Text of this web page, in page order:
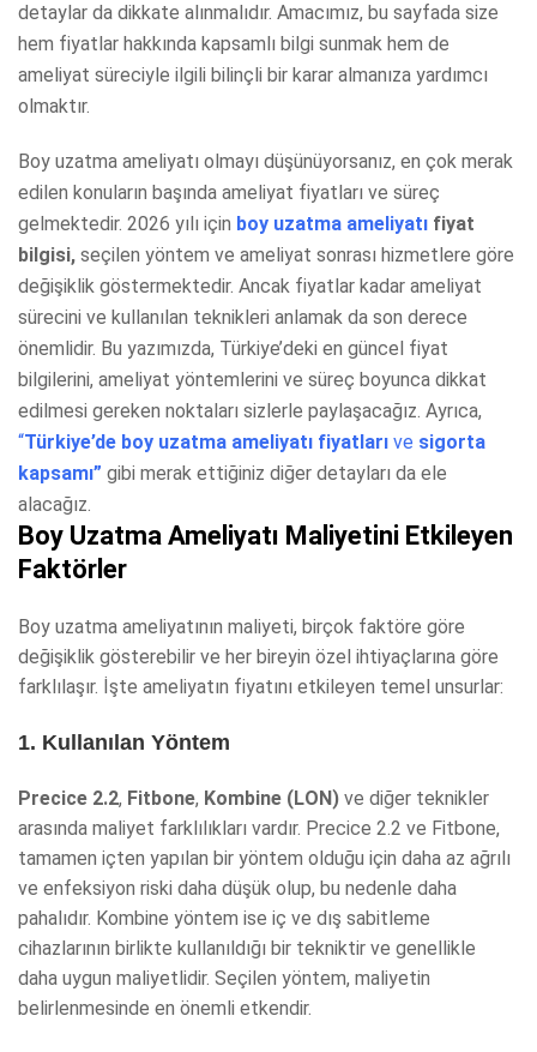
detaylar da dikkate alınmalıdır. Amacımız, bu sayfada size
hem fiyatlar hakkında kapsamlı bilgi sunmak hem de
ameliyat süreciyle ilgili bilinçli bir karar almanıza yardımcı
olmaktır.
Boy uzatma ameliyatı olmayı düşünüyorsanız, en çok merak
edilen konuların başında ameliyat fiyatları ve süreç
gelmektedir. 2026 yılı için boy uzatma ameliyatı fiyat
bilgisi, seçilen yöntem ve ameliyat sonrası hizmetlere göre
değişiklik göstermektedir. Ancak fiyatlar kadar ameliyat
sürecini ve kullanılan teknikleri anlamak da son derece
önemlidir. Bu yazımızda, Türkiye’deki en güncel fiyat
bilgilerini, ameliyat yöntemlerini ve süreç boyunca dikkat
edilmesi gereken noktaları sizlerle paylaşacağız. Ayrıca,
“Türkiye’de boy uzatma ameliyatı fiyatları ve sigorta
kapsamı” gibi merak ettiğiniz diğer detayları da ele
alacağız.
Boy Uzatma Ameliyatı Maliyetini Etkileyen
Faktörler
Boy uzatma ameliyatının maliyeti, birçok faktöre göre
değişiklik gösterebilir ve her bireyin özel ihtiyaçlarına göre
farklılaşır. İşte ameliyatın fiyatını etkileyen temel unsurlar:
1. Kullanılan Yöntem
Precice 2.2, Fitbone, Kombine (LON) ve diğer teknikler
arasında maliyet farklılıkları vardır. Precice 2.2 ve Fitbone,
tamamen içten yapılan bir yöntem olduğu için daha az ağrılı
ve enfeksiyon riski daha düşük olup, bu nedenle daha
pahalıdır. Kombine yöntem ise iç ve dış sabitleme
cihazlarının birlikte kullanıldığı bir tekniktir ve genellikle
daha uygun maliyetlidir. Seçilen yöntem, maliyetin
belirlenmesinde en önemli etkendir.